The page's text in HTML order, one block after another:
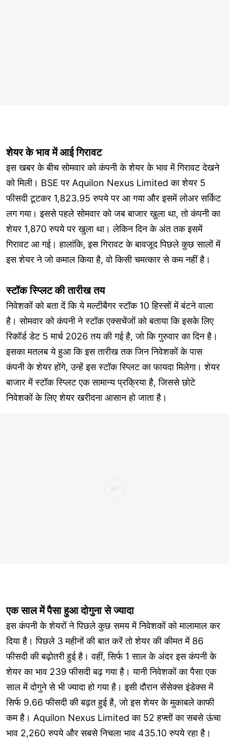
शेयर के भाव में आई गिरावट
इस खबर के बीच सोमवार को कंपनी के शेयर के भाव में गिरावट देखने
को मिली। BSE पर Aquilon Nexus Limited का शेयर 5
फीसदी टूटकर 1,823.95 रुपये पर आ गया और इसमें लोअर सर्किट
लग गया। इससे पहले सोमवार को जब बाजार खुला था, तो कंपनी का
शेयर 1,870 रुपये पर खुला था। लेकिन दिन के अंत तक इसमें
गिरावट आ गई। हालांकि, इस गिरावट के बावजूद पिछले कुछ सालों में
इस शेयर ने जो कमाल किया है, वो किसी चमत्कार से कम नहीं है।
स्टॉक स्प्लिट की तारीख तय
निवेशकों को बता दें कि ये मल्टीबैगर स्टॉक 10 हिस्सों में बंटने वाला
है। सोमवार को कंपनी ने स्टॉक एक्सचेंजों को बताया कि इसके लिए
रिकॉर्ड डेट 5 मार्च 2026 तय की गई है, जो कि गुरुवार का दिन है।
इसका मतलब ये हुआ कि इस तारीख तक जिन निवेशकों के पास
कंपनी के शेयर होंगे, उन्हें इस स्टॉक स्प्लिट का फायदा मिलेगा। शेयर
बाजार में स्टॉक स्प्लिट एक सामान्य प्रक्रिया है, जिससे छोटे
निवेशकों के लिए शेयर खरीदना आसान हो जाता है।
एक साल में पैसा हुआ दोगुना से ज्यादा
इस कंपनी के शेयरों ने पिछले कुछ समय में निवेशकों को मालामाल कर
दिया है। पिछले 3 महीनों की बात करें तो शेयर की कीमत में 86
फीसदी की बढ़ोतरी हुई है। वहीं, सिर्फ 1 साल के अंदर इस कंपनी के
शेयर का भाव 239 फीसदी बढ़ गया है। यानी निवेशकों का पैसा एक
साल में दोगुने से भी ज्यादा हो गया है। इसी दौरान सेंसेक्स इंडेक्स में
सिर्फ 9.66 फीसदी की बढ़त हुई है, जो इस शेयर के मुकाबले काफी
कम है। Aquilon Nexus Limited का 52 हफ्तों का सबसे ऊंचा
भाव 2,260 रुपये और सबसे निचला भाव 435.10 रुपये रहा है।